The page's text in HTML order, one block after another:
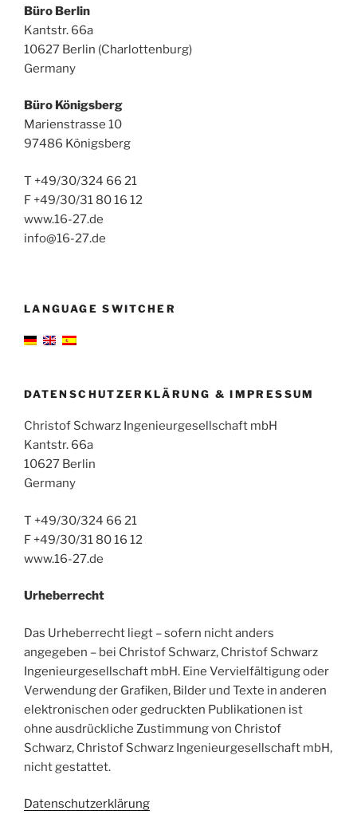
Büro Berlin
Kantstr. 66a
10627 Berlin (Charlottenburg)
Germany
Büro Königsberg
Marienstrasse 10
97486 Königsberg
T +49/30/324 66 21
F +49/30/31 80 16 12
www.16-27.de
info@16-27.de
LANGUAGE SWITCHER
DATENSCHUTZERKLÄRUNG & IMPRESSUM
Christof Schwarz Ingenieurgesellschaft mbH
Kantstr. 66a
10627 Berlin
Germany
T +49/30/324 66 21
F +49/30/31 80 16 12
www.16-27.de
Urheberrecht
Das Urheberrecht liegt – sofern nicht anders
angegeben – bei Christof Schwarz, Christof Schwarz
Ingenieurgesellschaft mbH. Eine Vervielfältigung oder
Verwendung der Grafiken, Bilder und Texte in anderen
elektronischen oder gedruckten Publikationen ist
ohne ausdrückliche Zustimmung von Christof
Schwarz, Christof Schwarz Ingenieurgesellschaft mbH,
nicht gestattet.
Datenschutzerklärung